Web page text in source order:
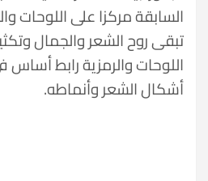
السابقة مركزا على اللوحات
تبقى روح الشعر والجمال
اللوحات والرمزية رابط أساس
أشكال الشعر وأنماطه.